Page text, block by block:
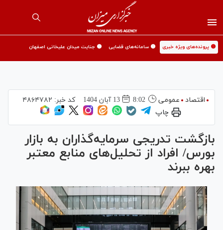
🟡 پرونده‌های ویژه خبری 🟡 سامانه‌های قضایی 🟡 جنایت میدان علیخانی اصفهان
اقتصاد عمومی 8:02 13 آبان 1404 کد خبر: ۴۸۶۴۷۸۲
چاپ
بازگشت تدریجی سرمایه‌گذاران به بازار
بورس/ افراد از تحلیل‌های منابع معتبر
بهره ببرند